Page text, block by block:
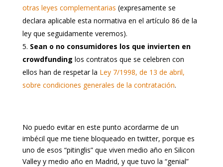
otras leyes complementarias (expresamente se
declara aplicable esta normativa en el artículo 86 de la
ley que seguidamente veremos).
Sean o no consumidores los que invierten en
crowdfunding los contratos que se celebren con
ellos han de respetar la Ley 7/1998, de 13 de abril,
sobre condiciones generales de la contratación.
No puedo evitar en este punto acordarme de un
imbécil que me tiene bloqueado en twitter, porque es
uno de esos “pitinglis” que viven medio año en Silicon
Valley y medio año en Madrid, y que tuvo la “genial”